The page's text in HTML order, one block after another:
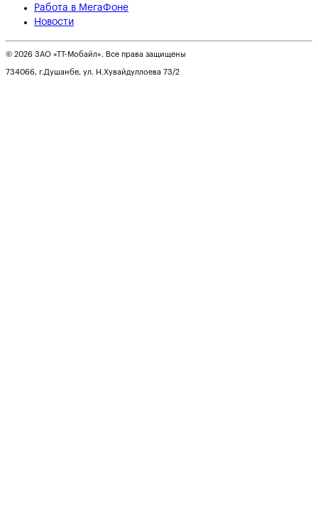
Работа в МегаФоне
Новости
© 2026 ЗАО «ТТ-Мобайл». Все права защищены
734066, г.Душанбе, ул. Н.Хувайдуллоева 73/2